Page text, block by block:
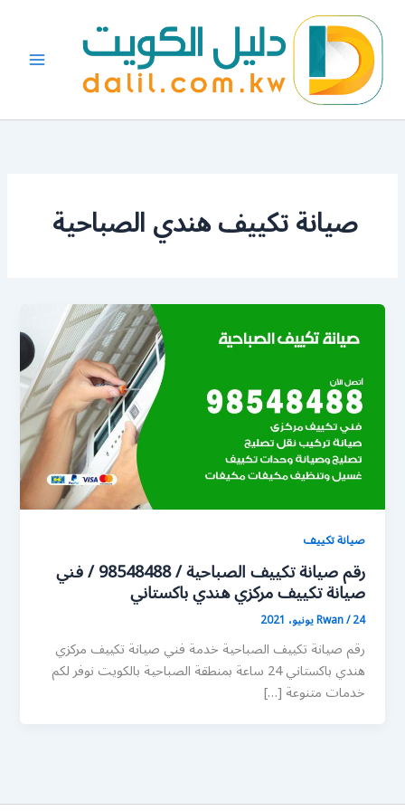
المحتوى
صيانة تكييف هندي الصباحية
صيانة تكييف
رقم صيانة تكييف الصباحية / 98548488 / فني
صيانة تكييف مركزي هندي باكستاني
Rwan/24 يونيو، 2021
رقم صيانة تكييف الصباحية خدمة فني صيانة تكييف مركزي
هندي باكستاني 24 ساعة بمنطقة الصباحية بالكويت نوفر لكم
خدمات متنوعة […]